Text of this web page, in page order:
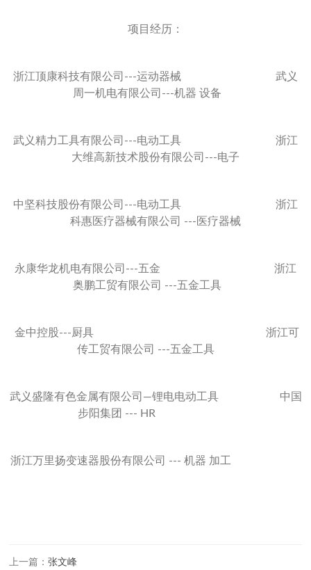
项目经历：
浙江顶康科技有限公司---运动器械 武义
周一机电有限公司---机器 设备
武义精力工具有限公司---电动工具 浙江
大维高新技术股份有限公司---电子
中坚科技股份有限公司---电动工具 浙江
科惠医疗器械有限公司 ---医疗器械
永康华龙机电有限公司---五金 浙江
奥鹏工贸有限公司 ---五金工具
金中控股---厨具 浙江可
传工贸有限公司 ---五金工具
武义盛隆有色金属有限公司—锂电电动工具 中国
步阳集团 --- HR
浙江万里扬变速器股份有限公司 --- 机器 加工
上一篇：张文峰